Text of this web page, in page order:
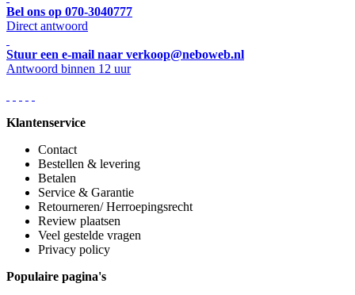
Bel ons op 070-3040777
Direct antwoord
Stuur een e-mail naar verkoop@neboweb.nl
Antwoord binnen 12 uur
Klantenservice
Contact
Bestellen & levering
Betalen
Service & Garantie
Retourneren/ Herroepingsrecht
Review plaatsen
Veel gestelde vragen
Privacy policy
Populaire pagina's